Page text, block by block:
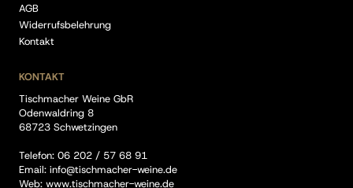
AGB
Widerrufsbelehrung
Kontakt
KONTAKT
Tischmacher Weine GbR
Odenwaldring 8
68723 Schwetzingen
Telefon: 06 202 / 57 68 91
Email: info@tischmacher-weine.de
Web: www.tischmacher-weine.de